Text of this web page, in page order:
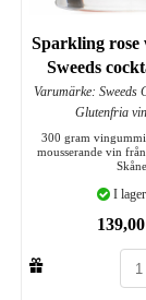
Sparkling rose
Sweeds
Varumärke: Sweeds
Glutenfria
300 gram
mousserande vin
Skåne
I